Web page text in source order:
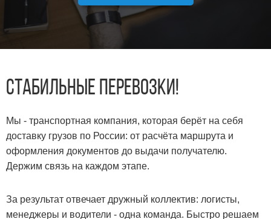
Cтабильные перевозки!
Мы - транспортная компания, которая берёт на себя
доставку грузов по России: от расчёта маршрута и
оформления документов до выдачи получателю.
Держим связь на каждом этапе.
За результат отвечает дружный коллектив: логисты,
менеджеры и водители - одна команда. Быстро решаем